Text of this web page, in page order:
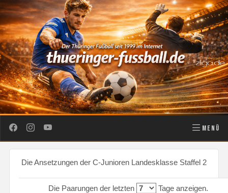
MENÜ
Die Ansetzungen der C-Junioren Landesklasse Staffel 2
Die Paarungen der letzten Tage anzeigen.